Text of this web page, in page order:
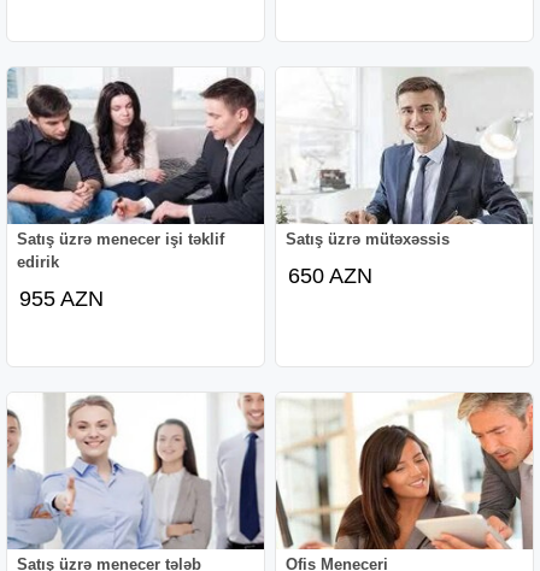
Satış üzrə menecer işi təklif
edirik
955 AZN
Satış üzrə mütəxəssis
650 AZN
Satış üzrə menecer tələb
Ofis Meneceri